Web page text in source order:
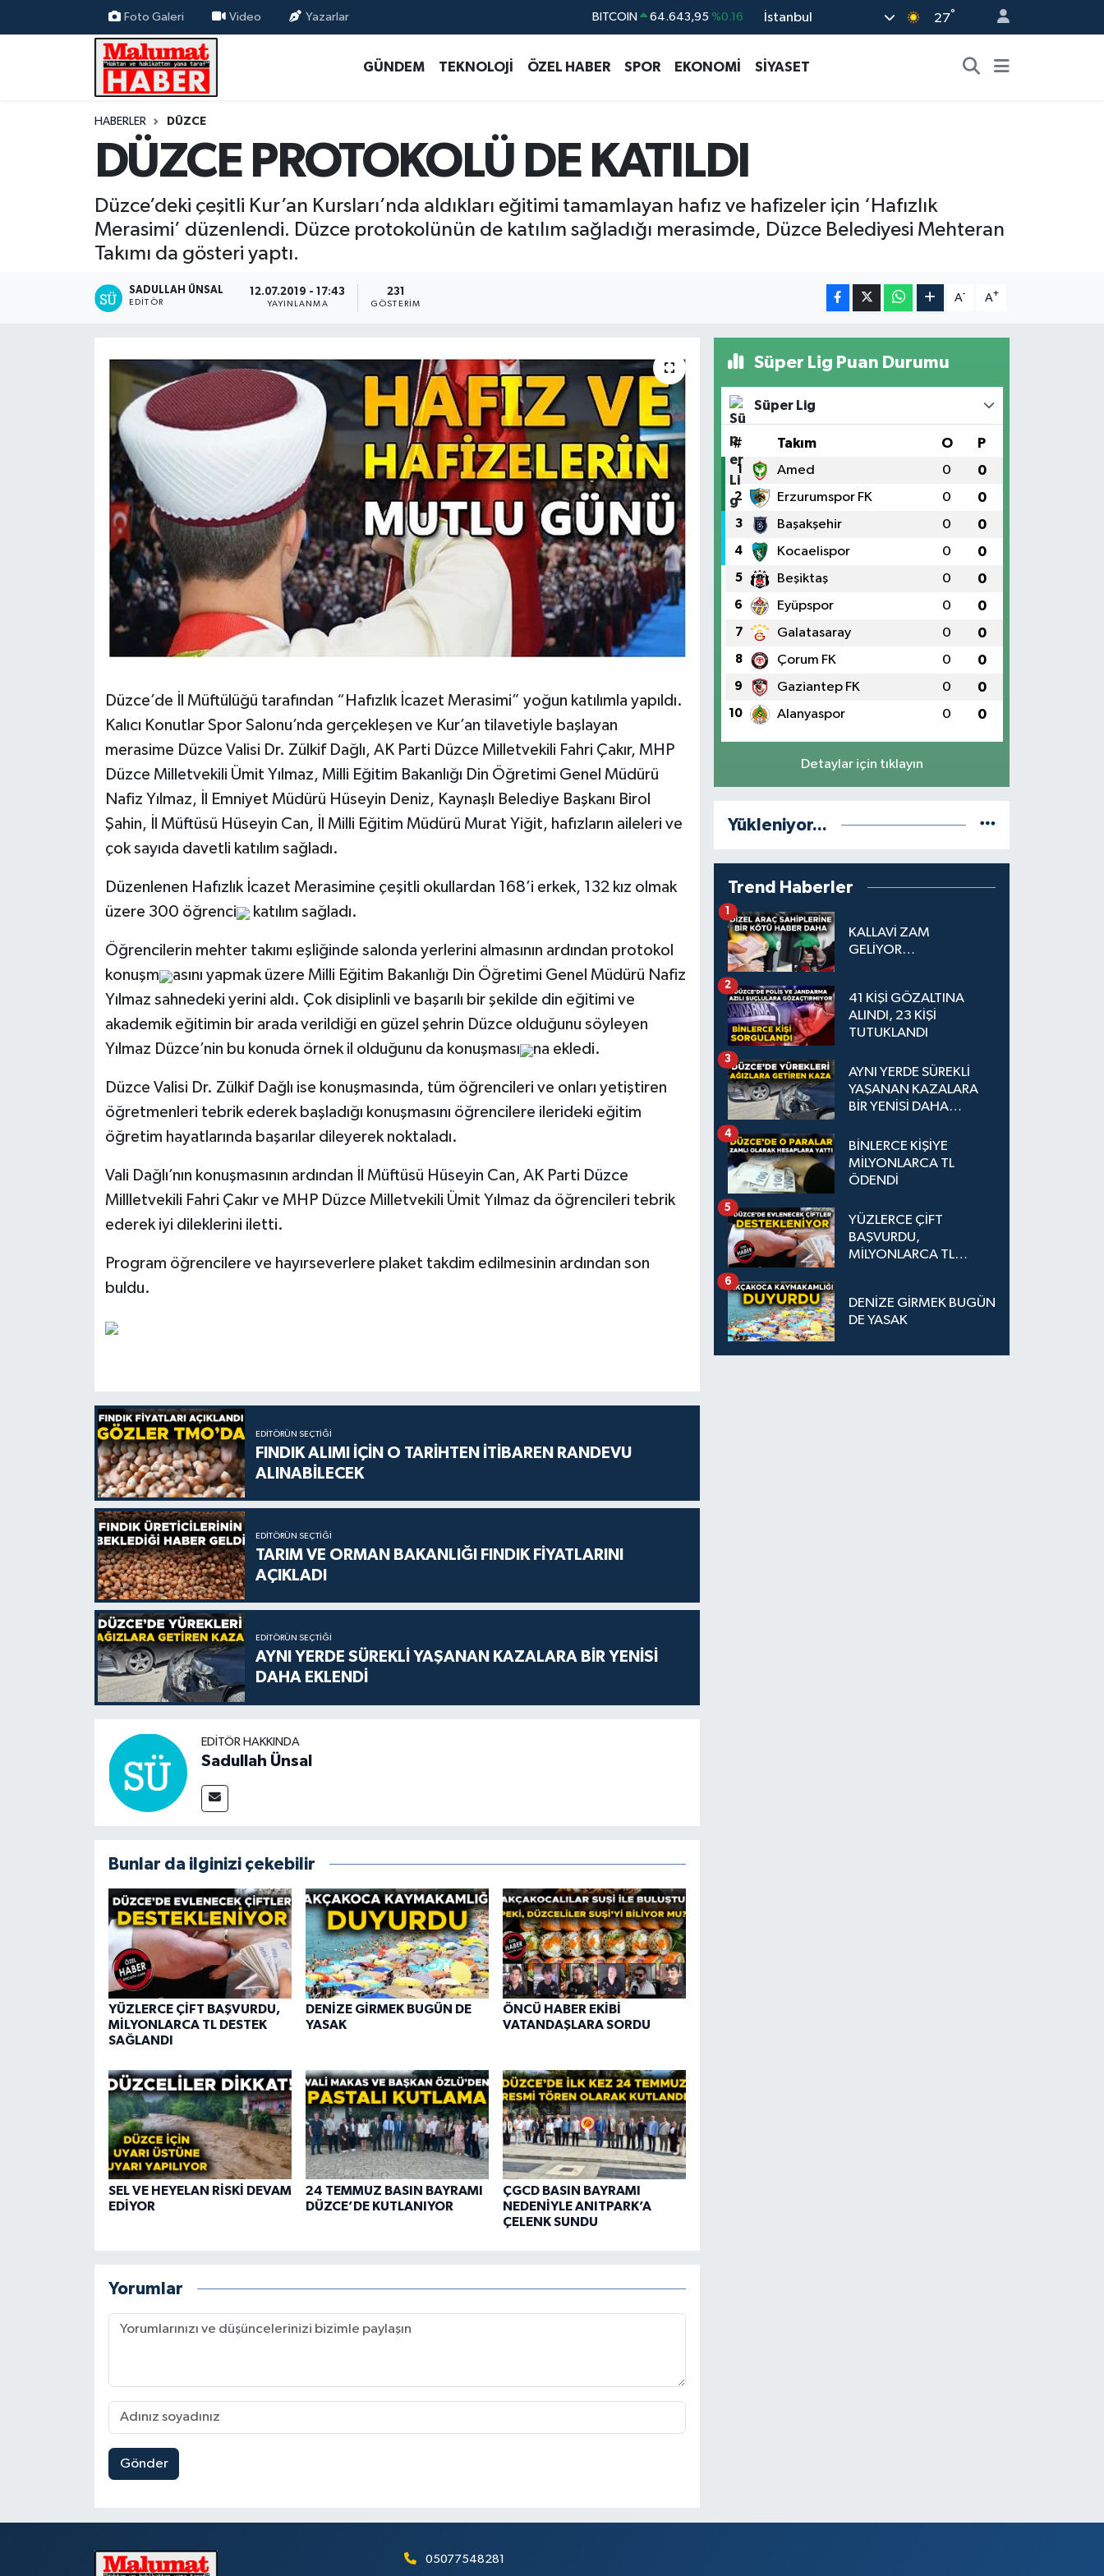
Foto Galeri Video Yazarlar
EURO 55,0250 %0.02
BİST100 %48
İstanbul 27°
GÜNDEM TEKNOLOJİ ÖZEL HABER SPOR EKONOMİ SİYASET
HABERLER DÜZCE
DÜZCE PROTOKOLÜ DE KATILDI
Düzce’deki çeşitli Kur’an Kursları’nda aldıkları eğitimi tamamlayan hafız ve hafizeler için ‘Hafızlık
Merasimi’ düzenlendi. Düzce protokolünün de katılım sağladığı merasimde, Düzce Belediyesi Mehteran
Takımı da gösteri yaptı.
SADULLAH ÜNSAL
EDITÖR
12.07.2019 - 17:43
YAYINLANMA
231
GÖSTERIM
A- A+
Düzce’de İl Müftülüğü tarafından “Hafızlık İcazet Merasimi” yoğun katılımla yapıldı.
Kalıcı Konutlar Spor Salonu’nda gerçekleşen ve Kur’an tilavetiyle başlayan
merasime Düzce Valisi Dr. Zülkif Dağlı, AK Parti Düzce Milletvekili Fahri Çakır, MHP
Düzce Milletvekili Ümit Yılmaz, Milli Eğitim Bakanlığı Din Öğretimi Genel Müdürü
Nafiz Yılmaz, İl Emniyet Müdürü Hüseyin Deniz, Kaynaşlı Belediye Başkanı Birol
Şahin, İl Müftüsü Hüseyin Can, İl Milli Eğitim Müdürü Murat Yiğit, hafızların aileleri ve
çok sayıda davetli katılım sağladı.
Düzenlenen Hafızlık İcazet Merasimine çeşitli okullardan 168’i erkek, 132 kız olmak
üzere 300 öğrenci
katılım sağladı.
Öğrencilerin mehter takımı eşliğinde salonda yerlerini almasının ardından protokol
konuşm
asını yapmak üzere Milli Eğitim Bakanlığı Din Öğretimi Genel Müdürü Nafiz
Yılmaz sahnedeki yerini aldı. Çok disiplinli ve başarılı bir şekilde din eğitimi ve
akademik eğitimin bir arada verildiği en güzel şehrin Düzce olduğunu söyleyen
Yılmaz Düzce’nin bu konuda örnek il olduğunu da konuşması
na ekledi.
Düzce Valisi Dr. Zülkif Dağlı ise konuşmasında, tüm öğrencileri ve onları yetiştiren
öğretmenleri tebrik ederek başladığı konuşmasını öğrencilere ilerideki eğitim
öğretim hayatlarında başarılar dileyerek noktaladı.
Vali Dağlı’nın konuşmasının ardından İl Müftüsü Hüseyin Can, AK Parti Düzce
Millletvekili Fahri Çakır ve MHP Düzce Milletvekili Ümit Yılmaz da öğrencileri tebrik
ederek iyi dileklerini iletti.
Program öğrencilere ve hayırseverlere plaket takdim edilmesinin ardından son
buldu.
EDITÖRÜN SEÇTIĞI
FINDIK ALIMI İÇİN O TARİHTEN İTİBAREN RANDEVU
ALINABİLECEK
EDITÖRÜN SEÇTIĞI
TARIM VE ORMAN BAKANLIĞI FINDIK FİYATLARINI
AÇIKLADI
EDITÖRÜN SEÇTIĞI
AYNI YERDE SÜREKLİ YAŞANAN KAZALARA BİR YENİSİ
DAHA EKLENDİ
EDITÖR HAKKINDA
Sadullah Ünsal
Bunlar da ilginizi çekebilir
YÜZLERCE ÇİFT BAŞVURDU,
MİLYONLARCA TL DESTEK
SAĞLANDI
DENİZE GİRMEK BUGÜN DE
YASAK
ÖNCÜ HABER EKİBİ
VATANDAŞLARA SORDU
SEL VE HEYELAN RİSKİ DEVAM
EDİYOR
24 TEMMUZ BASIN BAYRAMI
DÜZCE’DE KUTLANIYOR
ÇGCD BASIN BAYRAMI
NEDENİYLE ANITPARK’A
ÇELENK SUNDU
Yorumlar
Gönder
Süper Lig Puan Durumu
Süper Lig
# Takım O P
1 Amed 0 0
2 Erzurumspor FK 0 0
3 Başakşehir 0 0
4 Kocaelispor 0 0
5 Beşiktaş 0 0
6 Eyüpspor 0 0
7 Galatasaray 0 0
8 Çorum FK 0 0
9 Gaziantep FK 0 0
10 Alanyaspor 0 0
Detaylar için tıklayın
Yükleniyor...
Trend Haberler
KALLAVİ ZAM
GELİYOR…
1
41 KİŞİ GÖZALTINA
ALINDI, 23 KİŞİ
TUTUKLANDI
2
AYNI YERDE SÜREKLİ
YAŞANAN KAZALARA
BİR YENİSİ DAHA
3
BİNLERCE KİŞİYE
MİLYONLARCA TL
ÖDENDİ
4
YÜZLERCE ÇİFT
BAŞVURDU,
MİLYONLARCA TL
5
DENİZE GİRMEK BUGÜN
DE YASAK
6
05077548281
Nöbetçi Eczaneler
Trafik Durumu
Tüm Manşetler
Haber Arşivi